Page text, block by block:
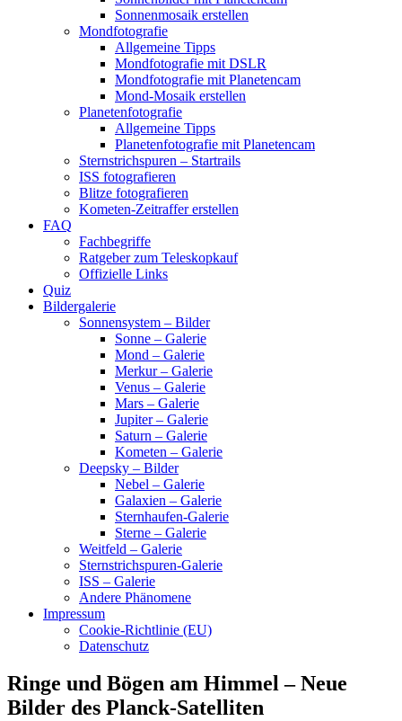
Sonnenmosaik erstellen
Mondfotografie
Allgemeine Tipps
Mondfotografie mit DSLR
Mondfotografie mit Planetencam
Mond-Mosaik erstellen
Planetenfotografie
Allgemeine Tipps
Planetenfotografie mit Planetencam
Sternstrichspuren – Startrails
ISS fotografieren
Blitze fotografieren
Kometen-Zeitraffer erstellen
FAQ
Fachbegriffe
Ratgeber zum Teleskopkauf
Offizielle Links
Quiz
Bildergalerie
Sonnensystem – Bilder
Sonne – Galerie
Mond – Galerie
Merkur – Galerie
Venus – Galerie
Mars – Galerie
Jupiter – Galerie
Saturn – Galerie
Kometen – Galerie
Deepsky – Bilder
Nebel – Galerie
Galaxien – Galerie
Sternhaufen-Galerie
Sterne – Galerie
Weitfeld – Galerie
Sternstrichspuren-Galerie
ISS – Galerie
Andere Phänomene
Impressum
Cookie-Richtlinie (EU)
Datenschutz
Ringe und Bögen am Himmel – Neue
Bilder des Planck-Satelliten